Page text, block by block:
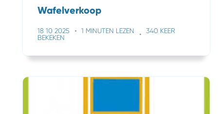
Wafelverkoop
18 10 2025 1 MINUTEN LEZEN
340 KEER
BEKEKEN